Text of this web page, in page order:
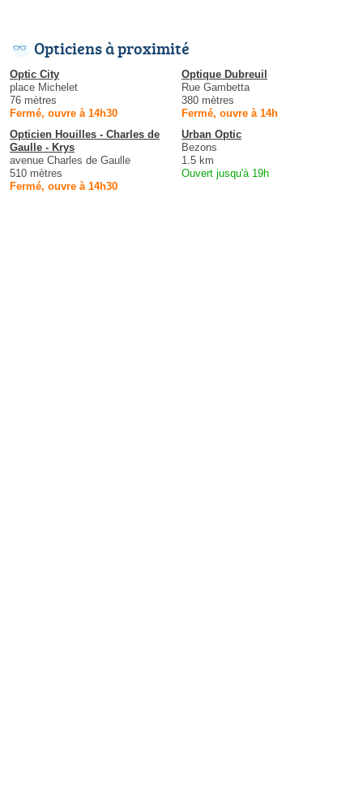
Opticiens à proximité
Optic City
place Michelet
76 mètres
Fermé, ouvre à 14h30
Optique Dubreuil
Rue Gambetta
380 mètres
Fermé, ouvre à 14h
Opticien Houilles - Charles de
Gaulle - Krys
avenue Charles de Gaulle
510 mètres
Fermé, ouvre à 14h30
Urban Optic
Bezons
1.5 km
Ouvert jusqu'à 19h